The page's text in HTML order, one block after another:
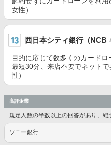
女性）
西日本シティ銀行（NCB
目的に応じて数多くのカード
最短30分、来店不要でネット
性）
高評企業
規定人数の半数以上の回答があり、総
ソニー銀行